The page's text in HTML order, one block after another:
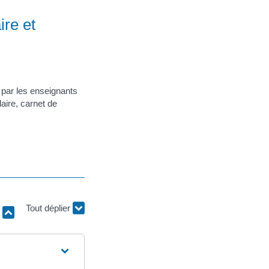
et
les enseignants
carnet de
Tout déplier